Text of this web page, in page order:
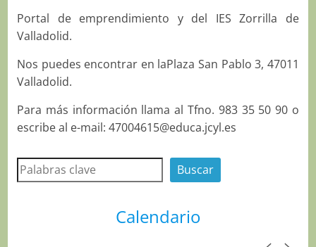
Portal de emprendimiento y del IES Zorrilla de
Valladolid.
Nos puedes encontrar en laPlaza San Pablo 3, 47011
Valladolid.
Para más información llama al Tfno. 983 35 50 90 o
escribe al e-mail: 47004615@educa.jcyl.es
Buscar Buscar
Calendario